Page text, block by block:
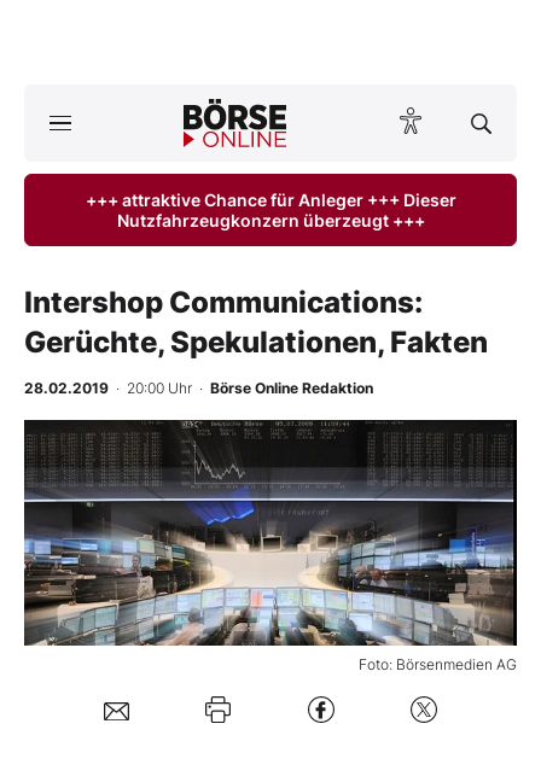
Anlageprodukte
Finanz-Check
Abo & Shop
Experten
Mein B:O
Mein Konto
+++ attraktive Chance für Anleger +++ Dieser
Nutzfahrzeugkonzern überzeugt +++
Intershop Communications:
Gerüchte, Spekulationen, Fakten
28.02.2019 · 20:00 Uhr · Börse Online Redaktion
Foto: Börsenmedien AG